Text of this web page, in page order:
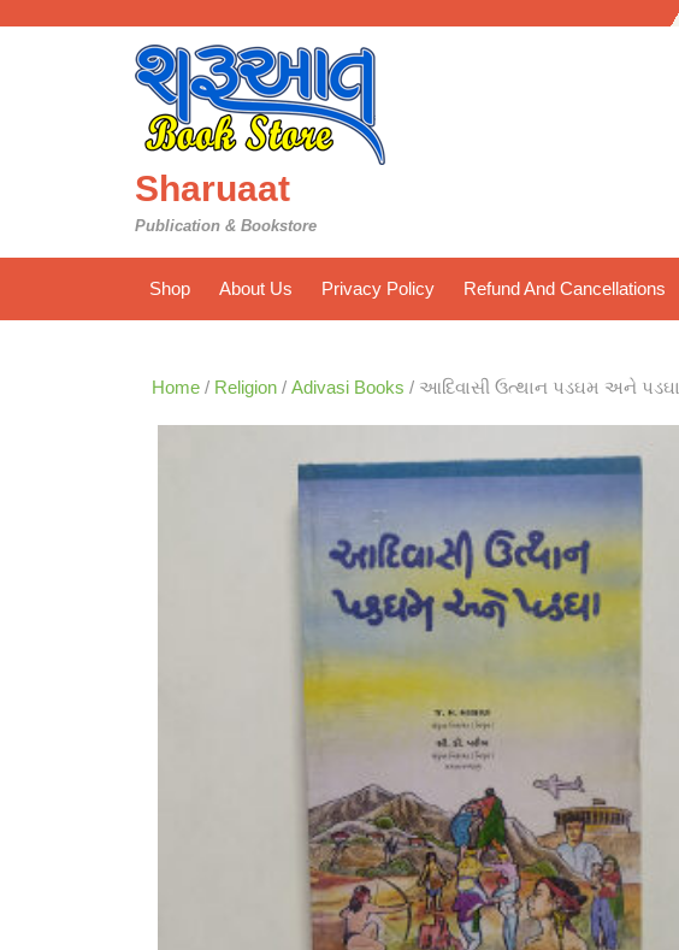
Sharuaat
Publication & Bookstore
Shop About Us Privacy Policy Refund And Cancellations
Home / Religion / Adivasi Books / આદિવાસી ઉત્થાન પડઘમ અને પડઘા